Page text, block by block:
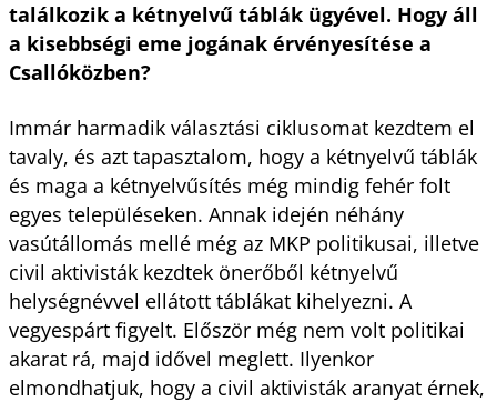
találkozik a kétnyelvű táblák ügyével. Hogy áll
a kisebbségi eme jogának érvényesítése a
Csallóközben?
Immár harmadik választási ciklusomat kezdtem el
tavaly, és azt tapasztalom, hogy a kétnyelvű táblák
és maga a kétnyelvűsítés még mindig fehér folt
egyes településeken. Annak idején néhány
vasútállomás mellé még az MKP politikusai, illetve
civil aktivisták kezdtek önerőből kétnyelvű
helységnévvel ellátott táblákat kihelyezni. A
vegyespárt figyelt. Először még nem volt politikai
akarat rá, majd idővel meglett. Ilyenkor
elmondhatjuk, hogy a civil aktivisták aranyat érnek,